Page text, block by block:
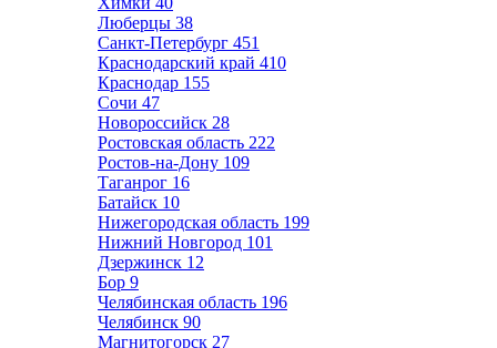
Люберцы 38
Санкт-Петербург 451
Краснодарский край 410
Краснодар 155
Сочи 47
Новороссийск 28
Ростовская область 222
Ростов-на-Дону 109
Таганрог 16
Батайск 10
Нижегородская область 199
Нижний Новгород 101
Дзержинск 12
Бор 9
Челябинская область 196
Челябинск 90
Магнитогорск 27